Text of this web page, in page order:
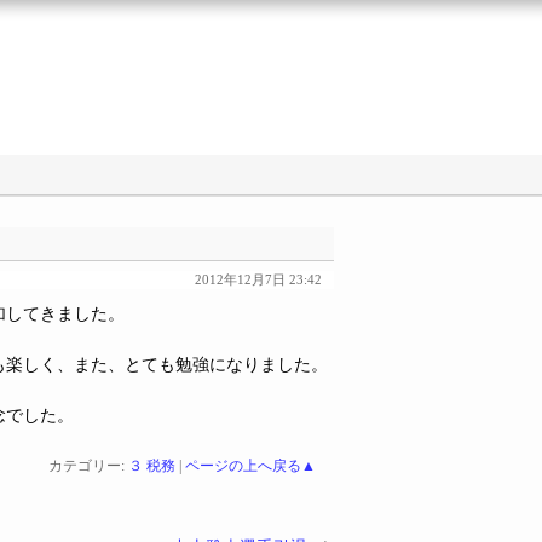
2012年12月7日 23:42
てきました。
しく、また、とても勉強になりました。
した。
カテゴリー: ３ 税務 ページの上へ戻る▲